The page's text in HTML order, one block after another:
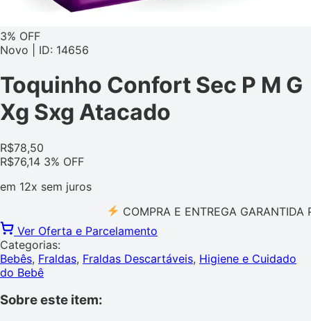
3% OFF
Novo | ID: 14656
Toquinho Confort Sec P M G
Xg Sxg Atacado
R$78,50
R$76,14 3% OFF
em 12x sem juros
COMPRA E ENTREGA GARANTIDA PELO
Ver Oferta e Parcelamento
Categorias:
Bebês, Fraldas, Fraldas Descartáveis, Higiene e Cuidado
do Bebê
Sobre este item: